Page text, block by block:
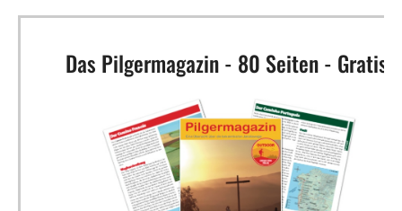
Das Pilgermagazin - 80 Seiten - Gratis!